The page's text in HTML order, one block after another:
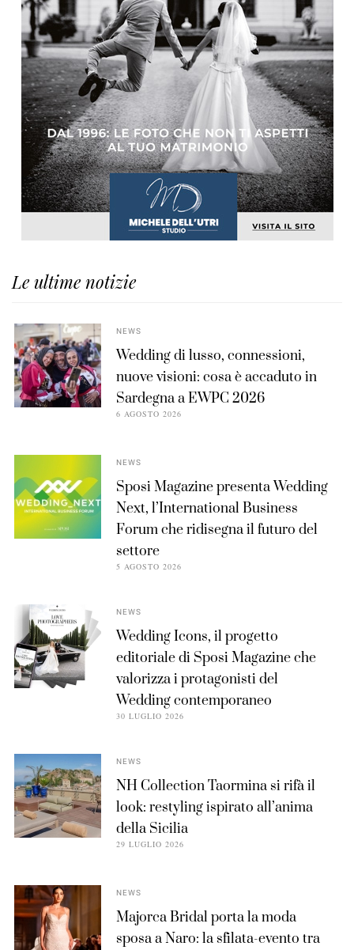
Le ultime notizie
NEWS
Wedding di lusso, connessioni,
nuove visioni: cosa è accaduto in
Sardegna a EWPC 2026
6 AGOSTO 2026
NEWS
Sposi Magazine presenta Wedding
Next, l’International Business
Forum che ridisegna il futuro del
settore
5 AGOSTO 2026
NEWS
Wedding Icons, il progetto
editoriale di Sposi Magazine che
valorizza i protagonisti del
Wedding contemporaneo
30 LUGLIO 2026
NEWS
NH Collection Taormina si rifà il
look: restyling ispirato all’anima
della Sicilia
29 LUGLIO 2026
NEWS
Majorca Bridal porta la moda
sposa a Naro: la sfilata-evento tra